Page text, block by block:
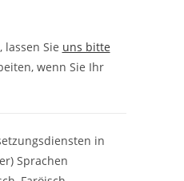
Sie uns bitte
wenn Sie Ihr
in
Sprachen